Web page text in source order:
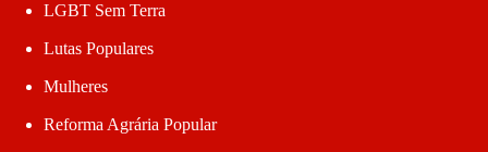
LGBT Sem Terra
Lutas Populares
Mulheres
Reforma Agrária Popular